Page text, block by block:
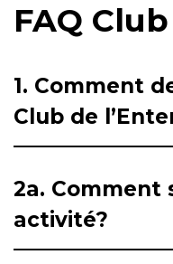
FAQ
1. Comment
Club de
2a. Comment
activité?